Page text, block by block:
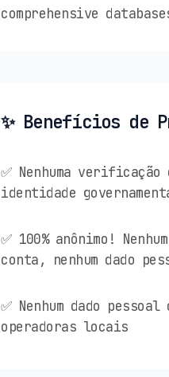
comprehensive
✨ Benefícios de
✅ Nenhuma verificação
identidade
✅ 100% anônimo!
conta, nenhum dado
✅ Nenhum dado
operadoras locais